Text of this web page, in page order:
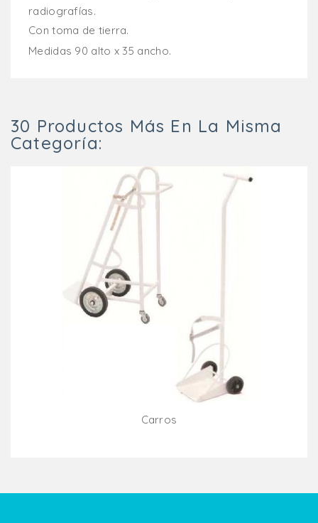
radiografías.
Con toma de tierra.
Medidas 90 alto x 35 ancho.
30 Productos Más En La Misma
Categoría:
Carros